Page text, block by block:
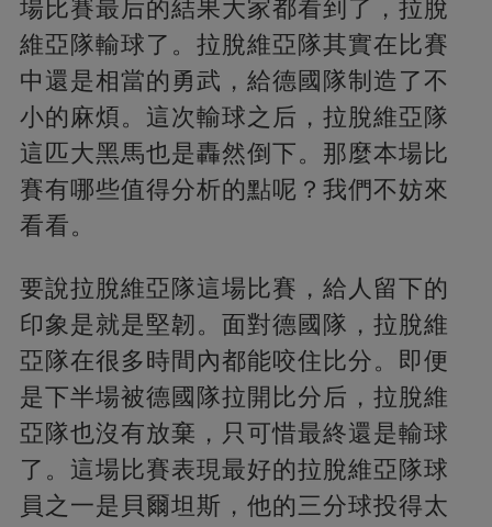
場比賽最后的結果大家都看到了，拉脫
維亞隊輸球了。拉脫維亞隊其實在比賽
中還是相當的勇武，給德國隊制造了不
小的麻煩。這次輸球之后，拉脫維亞隊
這匹大黑馬也是轟然倒下。那麼本場比
賽有哪些值得分析的點呢？我們不妨來
看看。
要說拉脫維亞隊這場比賽，給人留下的
印象是就是堅韌。面對德國隊，拉脫維
亞隊在很多時間內都能咬住比分。即便
是下半場被德國隊拉開比分后，拉脫維
亞隊也沒有放棄，只可惜最終還是輸球
了。這場比賽表現最好的拉脫維亞隊球
員之一是貝爾坦斯，他的三分球投得太